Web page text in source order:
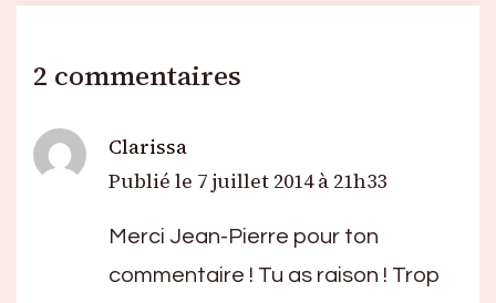
2 commentaires
Clarissa
Publié le 7 juillet 2014 à 21h33
Merci Jean-Pierre pour ton
commentaire ! Tu as raison ! Trop